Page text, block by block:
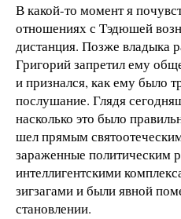
В какой-то момент я
отношениях с Тэдюшей
дистанция. Позже владыка
Григорий запретил ему
и признался, как ему было
послушание. Глядя
насколько это было
шел прямым
зараженные политическим
интеллигентскими
зигзагами и были явной
становлении.